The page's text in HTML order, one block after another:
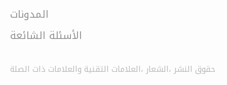
المدونات
الأسئلة الشائعة
حقوق النشر ،الشعار ،العلامات التقنية والعلامات ذات الصلة